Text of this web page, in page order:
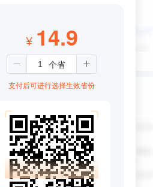
¥ 14.9
支付后可进行选择生效省份